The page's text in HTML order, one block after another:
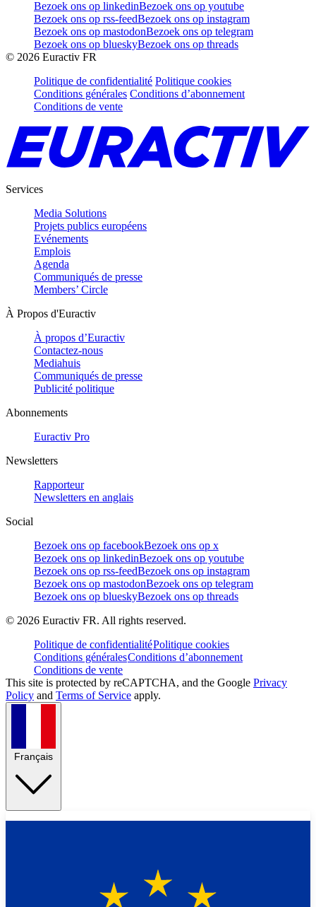
Bezoek ons op linkedinBezoek ons op youtube
Bezoek ons op rss-feedBezoek ons op instagram
Bezoek ons op mastodonBezoek ons op telegram
Bezoek ons op blueskyBezoek ons op threads
© 2026 Euractiv FR
Politique de confidentialité Politique cookies
Conditions générales Conditions d’abonnement
Conditions de vente
Services
Media Solutions
Projets publics européens
Evénements
Emplois
Agenda
Communiqués de presse
Members’ Circle
À Propos d'Euractiv
À propos d’Euractiv
Contactez-nous
Mediahuis
Communiqués de presse
Publicité politique
Abonnements
Euractiv Pro
Newsletters
Rapporteur
Newsletters en anglais
Social
Bezoek ons op facebookBezoek ons op x
Bezoek ons op linkedinBezoek ons op youtube
Bezoek ons op rss-feedBezoek ons op instagram
Bezoek ons op mastodonBezoek ons op telegram
Bezoek ons op blueskyBezoek ons op threads
© 2026 Euractiv FR. All rights reserved.
Politique de confidentialitéPolitique cookies
Conditions généralesConditions d’abonnement
Conditions de vente
This site is protected by reCAPTCHA, and the Google Privacy
Policy and Terms of Service apply.
Français